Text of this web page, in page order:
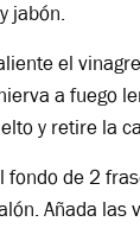
jabón.
el
a fuego
y retire la
fondo de 2
Añada las